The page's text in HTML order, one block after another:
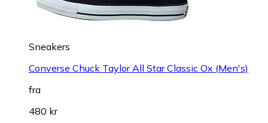
Sneakers
Converse Chuck Taylor All Star Classic Ox (Men's)
fra
480 kr